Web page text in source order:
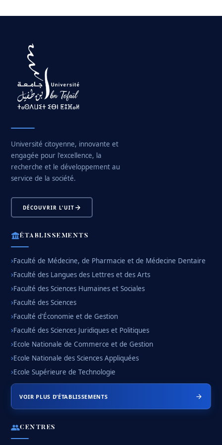
Université citoyenne, innovante et
engagée pour l'excellence, la
recherche et le développement au
service de la société.
DÉCOUVRIR L'UIT
ÉTABLISSEMENTS
Faculté de Médecine, de Pharmacie et de Médecine Dentaire
Faculté des Langues des Lettres et des Arts
Faculté des Sciences Humaines et Sociales
Faculté des Sciences
Faculté d'Économie et de Gestion
Faculté des Sciences Juridiques et Politiques
Ecole Nationale de Commerce et de Gestion
Ecole Nationale des Sciences Appliquées
Ecole Supérieure de Technologie
VOIR PLUS D’ÉTABLISSEMENTS
CENTRES